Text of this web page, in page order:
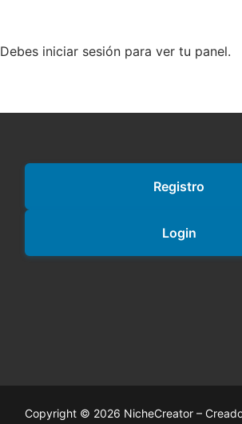
Debes iniciar sesión para ver tu panel.
Registro
Login
Copyright © 2026 NicheCreator –